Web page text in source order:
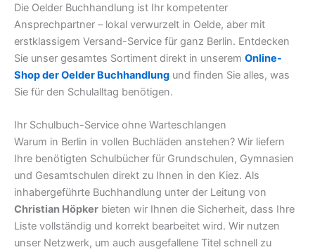
Die Oelder Buchhandlung ist Ihr kompetenter
Ansprechpartner – lokal verwurzelt in Oelde, aber mit
erstklassigem Versand-Service für ganz Berlin. Entdecken
Sie unser gesamtes Sortiment direkt in unserem Online-
Shop der Oelder Buchhandlung und finden Sie alles, was
Sie für den Schulalltag benötigen.
Ihr Schulbuch-Service ohne Warteschlangen
Warum in Berlin in vollen Buchläden anstehen? Wir liefern
Ihre benötigten Schulbücher für Grundschulen, Gymnasien
und Gesamtschulen direkt zu Ihnen in den Kiez. Als
inhabergeführte Buchhandlung unter der Leitung von
Christian Höpker bieten wir Ihnen die Sicherheit, dass Ihre
Liste vollständig und korrekt bearbeitet wird. Wir nutzen
unser Netzwerk, um auch ausgefallene Titel schnell zu